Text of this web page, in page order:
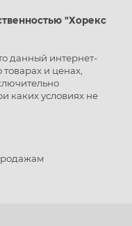
"Хорекс
данный интернет-
и ценах,
каких условиях не